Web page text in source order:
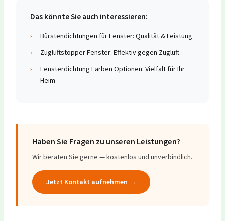
Das könnte Sie auch interessieren:
›
Bürstendichtungen für Fenster: Qualität & Leistung
›
Zugluftstopper Fenster: Effektiv gegen Zugluft
›
Fensterdichtung Farben Optionen: Vielfalt für Ihr
Heim
Haben Sie Fragen zu unseren Leistungen?
Wir beraten Sie gerne — kostenlos und unverbindlich.
Jetzt Kontakt aufnehmen →